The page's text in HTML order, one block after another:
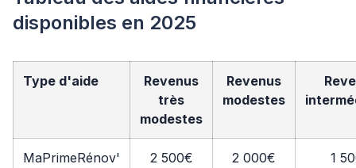
disponibles en 2025
Type d'aide
Revenus
très
modestes
Revenus
modestes
MaPrimeRénov'
2 500€ 2 000€ 1